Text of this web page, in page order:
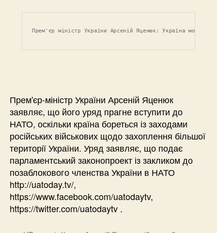
Прем'єр міністр України Арсеній Яценюк: Україна може
Прем'єр-міністр України Арсеній Яценюк
заявляє, що його уряд прагне вступити до
НАТО, оскільки країна бореться із заходами
російських військових щодо захоплення більшої
території України. Уряд заявляє, що подає
парламентський законопроект із закликом до
позаблокового членства України в НАТО
http://uatoday.tv/,
https://www.facebook.com/uatodaytv,
https://twitter.com/uatodaytv .